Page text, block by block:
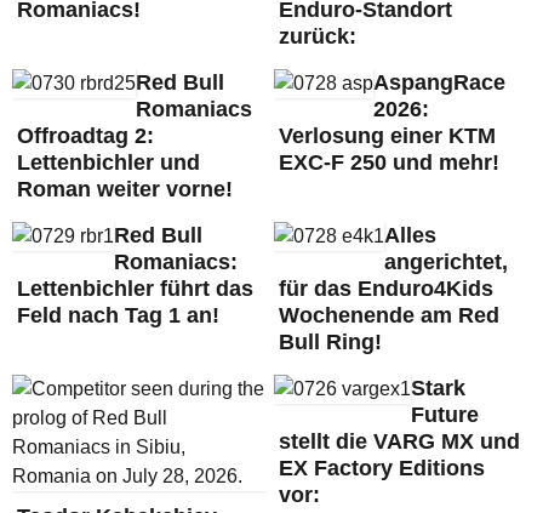
Romaniacs!
Enduro-Standort
zurück:
Red Bull
Romaniacs
Offroadtag 2:
Lettenbichler und
Roman weiter vorne!
AspangRace
2026:
Verlosung einer KTM
EXC-F 250 und mehr!
Red Bull
Romaniacs:
Lettenbichler führt das
Feld nach Tag 1 an!
Alles
angerichtet,
für das Enduro4Kids
Wochenende am Red
Bull Ring!
Stark
Future
stellt die VARG MX und
EX Factory Editions
vor: